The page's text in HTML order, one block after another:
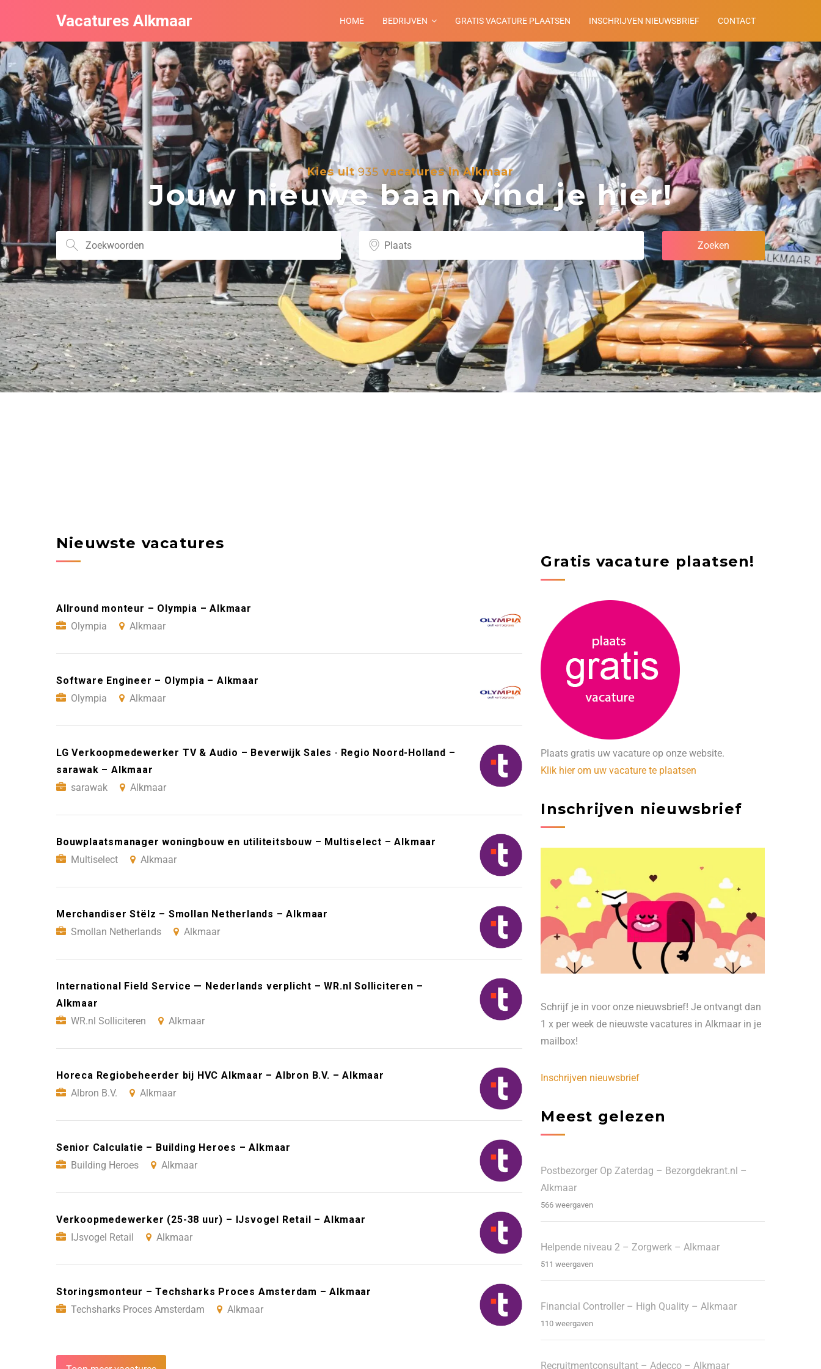
Vacatures Alkmaar HOME BEDRIJVEN GRATIS VACATURE PLAATSEN INSCHRIJVEN NIEUWSBRIEF CONTACT
Kies uit935 vacatures in Alkmaar
Jouw nieuwe baan vind je hier!
Nieuwste vacatures
Allround monteur – Olympia – Alkmaar
Olympia
Alkmaar
Software Engineer – Olympia – Alkmaar
Olympia
Alkmaar
LG Verkoopmedewerker TV & Audio – Beverwijk Sales · Regio Noord-Holland –
sarawak – Alkmaar
sarawak
Alkmaar
Bouwplaatsmanager woningbouw en utiliteitsbouw – Multiselect – Alkmaar
Multiselect
Alkmaar
Merchandiser Stëlz – Smollan Netherlands – Alkmaar
Smollan Netherlands
Alkmaar
International Field Service — Nederlands verplicht – WR.nl Solliciteren –
Alkmaar
WR.nl Solliciteren
Alkmaar
Horeca Regiobeheerder bij HVC Alkmaar – Albron B.V. – Alkmaar
Albron B.V.
Alkmaar
Senior Calculatie – Building Heroes – Alkmaar
Building Heroes
Alkmaar
Verkoopmedewerker (25-38 uur) – IJsvogel Retail – Alkmaar
IJsvogel Retail
Alkmaar
Storingsmonteur – Techsharks Proces Amsterdam – Alkmaar
Techsharks Proces Amsterdam
Alkmaar
Gratis vacature plaatsen!
Plaats gratis uw vacature op onze website.
Klik hier om uw vacature te plaatsen
Inschrijven nieuwsbrief
Schrijf je in voor onze nieuwsbrief! Je ontvangt dan
1 x per week de nieuwste vacatures in Alkmaar in je
mailbox!
Inschrijven nieuwsbrief
Meest gelezen
Postbezorger Op Zaterdag – Bezorgdekrant.nl –
Alkmaar
566 weergaven
Helpende niveau 2 – Zorgwerk – Alkmaar
511 weergaven
Financial Controller – High Quality – Alkmaar
110 weergaven
Recruitmentconsultant – Adecco – Alkmaar